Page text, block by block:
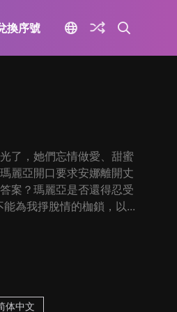
換序號
了，她們忘情做愛、甜蜜
麗亞開口要求安娜離開丈
案？瑪麗亞是否還得忍受
為我掙脫情的枷鎖，以...
体中文